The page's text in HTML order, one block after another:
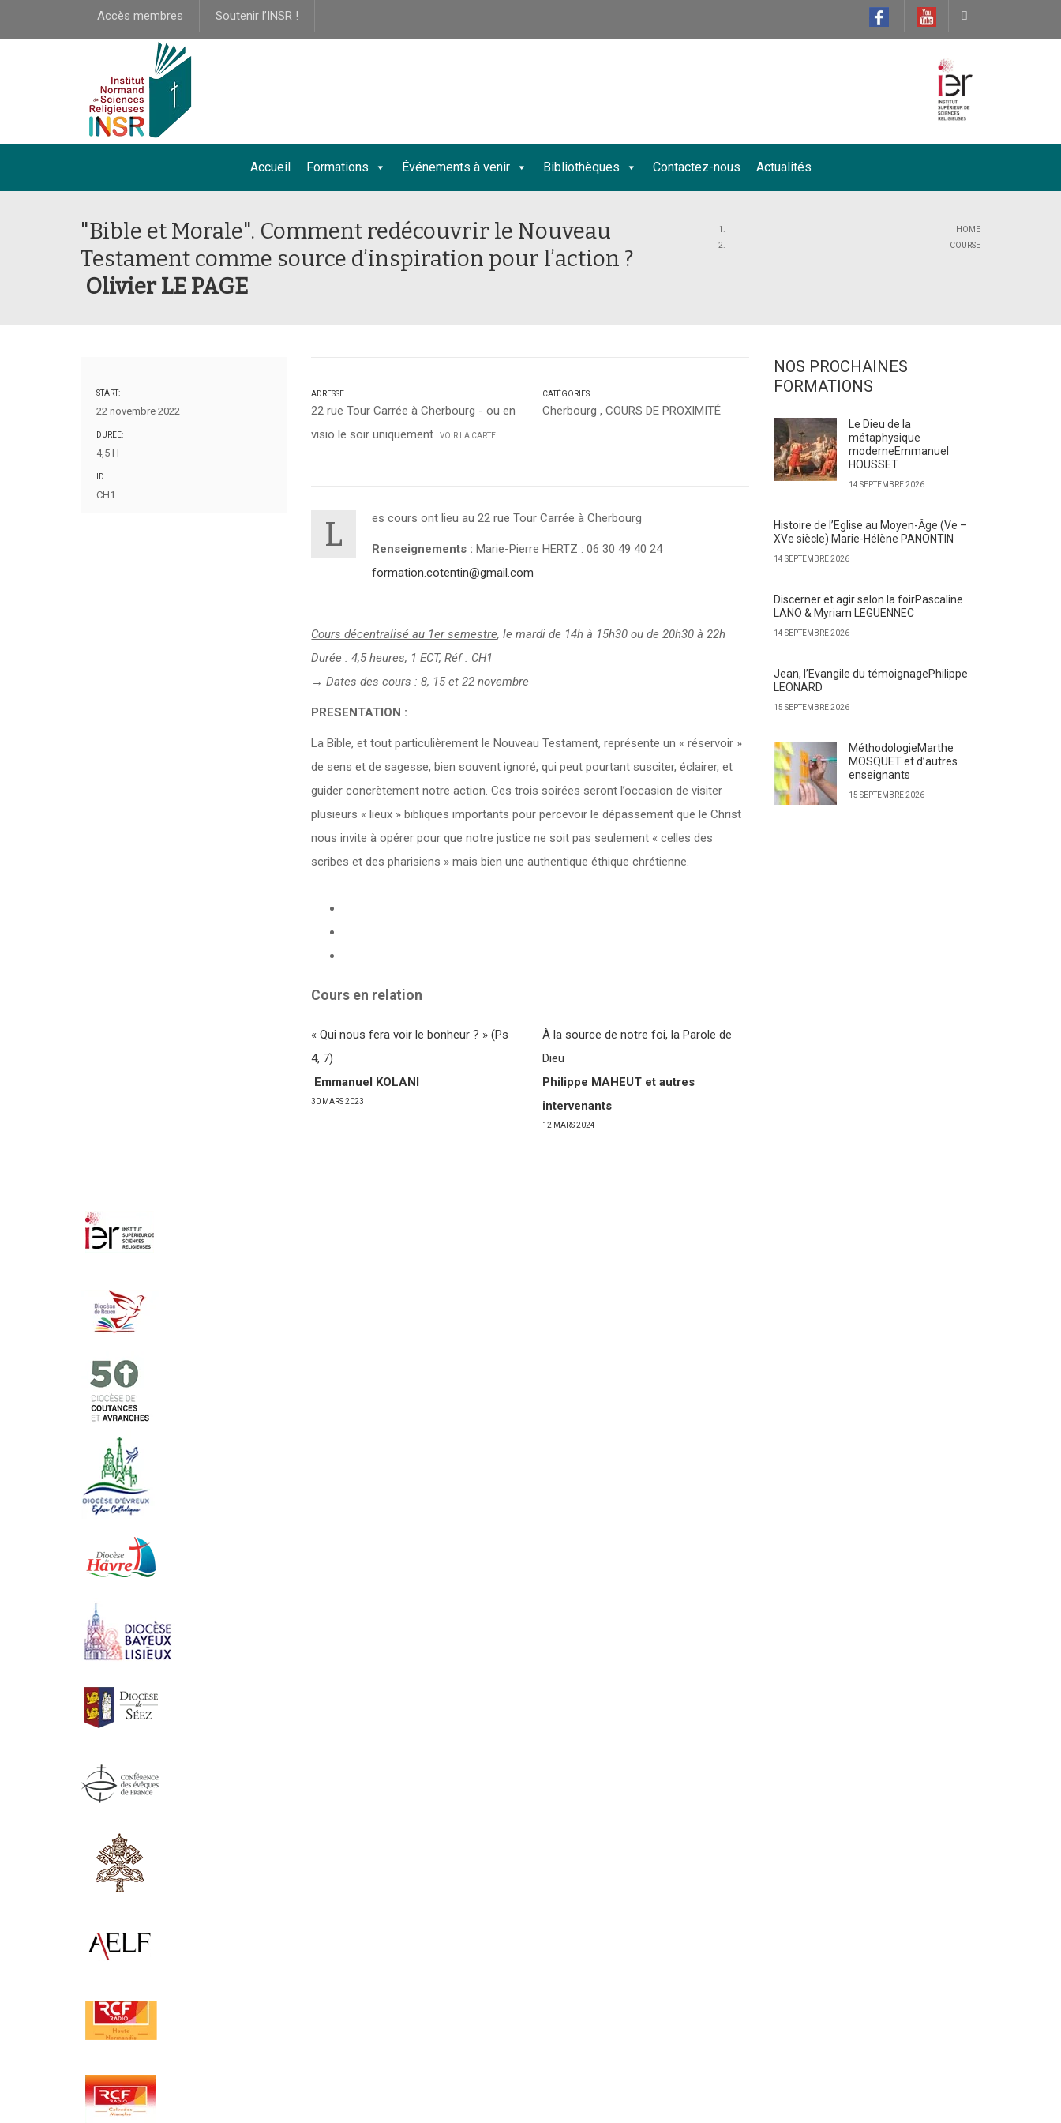
Accès membres Soutenir l’INSR !
Accueil Formations Événements à venir Bibliothèques Contactez-nous Actualités
"Bible et Morale". Comment redécouvrir le Nouveau
Testament comme source d’inspiration pour l’action ?
Olivier LE PAGE
HOME
COURSE
START:
22 novembre 2022
DUREE:
4,5 H
ID:
CH1
ADRESSE
22 rue Tour Carrée à Cherbourg - ou en
visio le soir uniquement
VOIR LA CARTE
CATÉGORIES
Cherbourg , COURS DE PROXIMITÉ
L es cours ont lieu au 22 rue Tour Carrée à Cherbourg
Renseignements : Marie-Pierre HERTZ : 06 30 49 40 24
formation.cotentin@gmail.com
Cours décentralisé au 1er semestre, le mardi de 14h à 15h30 ou de 20h30 à 22h
Durée : 4,5 heures, 1 ECT, Réf : CH1
→ Dates des cours : 8, 15 et 22 novembre
PRESENTATION :
La Bible, et tout particulièrement le Nouveau Testament, représente un « réservoir »
de sens et de sagesse, bien souvent ignoré, qui peut pourtant susciter, éclairer, et
guider concrètement notre action. Ces trois soirées seront l’occasion de visiter
plusieurs « lieux » bibliques importants pour percevoir le dépassement que le Christ
nous invite à opérer pour que notre justice ne soit pas seulement « celles des
scribes et des pharisiens » mais bien une authentique éthique chrétienne.
Cours en relation
« Qui nous fera voir le bonheur ? » (Ps
4, 7)
Emmanuel KOLANI
30 MARS 2023
À la source de notre foi, la Parole de
Dieu
Philippe MAHEUT et autres
intervenants
12 MARS 2024
NOS PROCHAINES
FORMATIONS
Le Dieu de la
métaphysique
moderneEmmanuel
HOUSSET
14 SEPTEMBRE 2026
Histoire de l’Eglise au Moyen-Ȃge (Ve –
XVe siècle) Marie-Hélène PANONTIN
14 SEPTEMBRE 2026
Discerner et agir selon la foirPascaline
LANO & Myriam LEGUENNEC
14 SEPTEMBRE 2026
Jean, l’Evangile du témoignagePhilippe
LEONARD
15 SEPTEMBRE 2026
MéthodologieMarthe
MOSQUET et d’autres
enseignants
15 SEPTEMBRE 2026